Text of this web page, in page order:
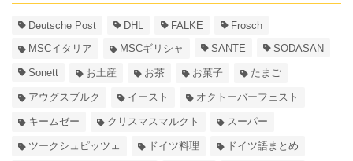
Deutsche Post DHL FALKE
Frosch
MSCイタリア
MSCギリシャ SANTE SODASAN
Sonett お土産 お茶 お菓子 たまご
アウグスブルク イースト オクトーバーフェスト
キームゼー クリスマスマルクト スーパー
ツークシュピッツェ ドイツ料理 ドイツ語まとめ